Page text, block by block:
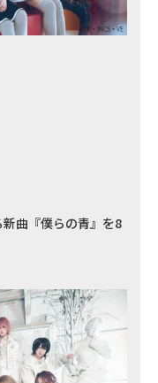
曲『僕らの青』を8